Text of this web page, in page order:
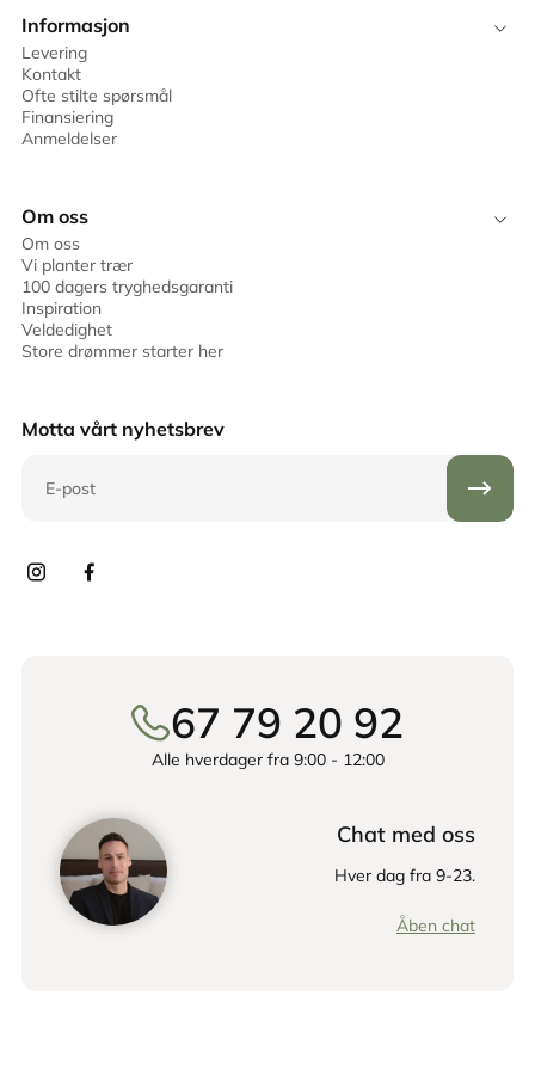
Informasjon
Levering
Kontakt
Ofte stilte spørsmål
Finansiering
Anmeldelser
Om oss
Om oss
Vi planter trær
100 dagers tryghedsgaranti
Inspiration
Veldedighet
Store drømmer starter her
Motta vårt nyhetsbrev
67 79 20 92
Alle hverdager fra 9:00 - 12:00
Chat med oss
Hver dag fra 9-23.
Åben chat